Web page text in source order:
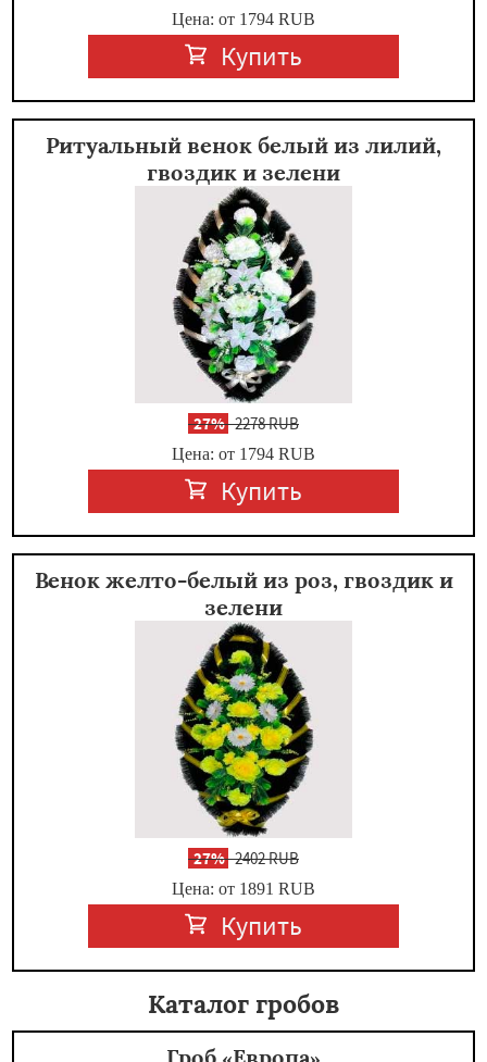
Цена: от 1794 RUB
Купить
Ритуальный венок белый из лилий,
гвоздик и зелени
-27%2278 RUB
Цена: от 1794 RUB
Купить
Венок желто-белый из роз, гвоздик и
зелени
-27%2402 RUB
Цена: от 1891 RUB
Купить
Каталог гробов